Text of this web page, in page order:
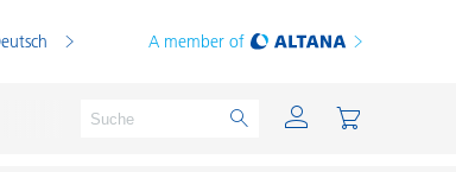
A member of